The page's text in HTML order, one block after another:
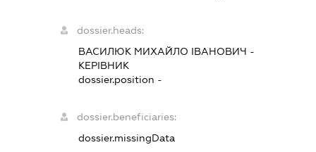
dossier.heads:
ВАСИЛЮК МИХАЙЛО ІВАНОВИЧ -
КЕРІВНИК
dossier.position -
dossier.beneficiaries:
dossier.missingData